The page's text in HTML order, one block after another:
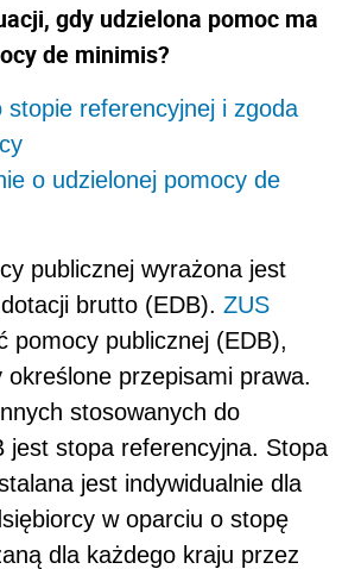
gdy udzielona pomoc ma
de minimis?
stopie referencyjnej i zgoda
o udzielonej pomocy de
publicznej wyrażona jest
brutto (EDB). ZUS
pomocy publicznej (EDB),
określone przepisami prawa.
stosowanych do
jest stopa referencyjna. Stopa
jest indywidualnie dla
w oparciu o stopę
dla każdego kraju przez